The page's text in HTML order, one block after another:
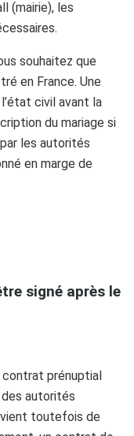
(mairie), les
souhaitez que
en France. Une
civil avant la
du mariage si
les autorités
en marge de
signé après le
contrat prénuptial
autorités
toutefois de